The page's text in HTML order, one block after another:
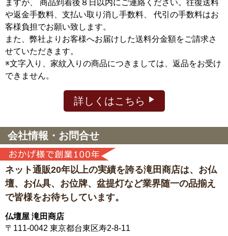
ますが、
商品到着後８日以内にご連絡ください。往復送料
や返金手数料、支払い取り消し手数料、 代引の手数料はお
客様負担でお願い致します。
また、弊社よりお客様へお届けした送料分金額をご請求さ
せていただきます。
※文字入り、家紋入りの商品につきましては、返品をお受け
できません。
詳しくはこちら
会社情報・お問合せ
ネット通販20年以上の実績を誇る滝田商店は、 お仏
壇、お仏具、お位牌、盆提灯など業界随一の品揃え
で皆様をお待ちしています。
仏壇屋 滝田商店
〒111-0042 東京都台東区寿2-8-11